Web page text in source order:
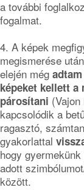
a további
fogalmat.
4. A képek
megismerése
elején még
képeket kellett a
párosítani
kapcsolódik a
ragasztó,
gyakorlattal
hogy
adott
között.